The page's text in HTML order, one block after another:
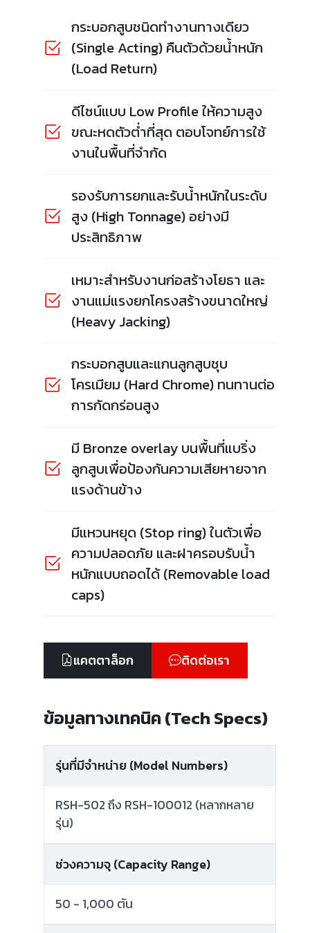
กระบอกสูบชนิดทำงานทางเดียว
(Single Acting) คืนตัวด้วยน้ำหนัก
(Load Return)
ดีไซน์แบบ Low Profile ให้ความสูง
ขณะหดตัวต่ำที่สุด ตอบโจทย์การใช้
งานในพื้นที่จำกัด
รองรับการยกและรับน้ำหนักในระดับ
สูง (High Tonnage) อย่างมี
ประสิทธิภาพ
เหมาะสำหรับงานก่อสร้างโยธา และ
งานแม่แรงยกโครงสร้างขนาดใหญ่
(Heavy Jacking)
กระบอกสูบและแกนลูกสูบชุบ
โครเมียม (Hard Chrome) ทนทานต่อ
การกัดกร่อนสูง
มี Bronze overlay บนพื้นที่แบริ่ง
ลูกสูบเพื่อป้องกันความเสียหายจาก
แรงด้านข้าง
มีแหวนหยุด (Stop ring) ในตัวเพื่อ
ความปลอดภัย และฝาครอบรับน้ำ
หนักแบบถอดได้ (Removable load
caps)
แคตตาล็อก ติดต่อเรา
ข้อมูลทางเทคนิค (Tech Specs)
รุ่นที่มีจำหน่าย (Model Numbers)
RSH-502 ถึง RSH-100012 (หลากหลาย
รุ่น)
ช่วงความจุ (Capacity Range)
50 - 1,000 ตัน